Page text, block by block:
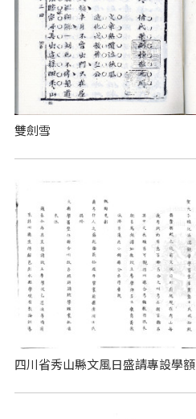
雙劍雪
四川省秀山縣文風日盛請專設學額